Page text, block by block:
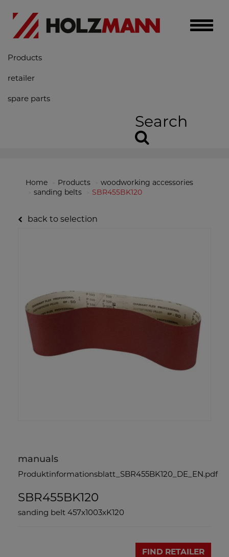
Toggle
Products
retailer
spare parts
Search
Home Products
woodworking accessories
sanding belts
SBR455BK120
back to selection
manuals
Produktinformationsblatt_SBR455BK120_DE_EN.pdf
SBR455BK120
sanding belt 457x1003xK120
FIND RETAILER